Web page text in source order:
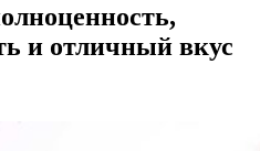
и отличный вкус